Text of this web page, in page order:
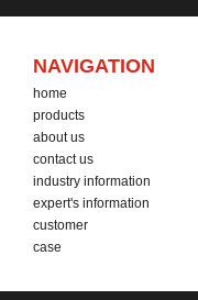
NAVIGATION
home
products
about us
contact us
industry information
expert's information
customer
case